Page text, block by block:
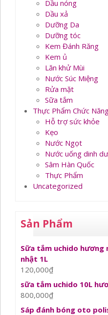
Dầu nóng
Dầu xả
Dưỡng Da
Dưỡng tóc
Kem Đánh Răng
Kem ủ
Lăn khử Mùi
Nước Súc Miệng
Rửa mặt
Sữa tắm
Thực Phẩm Chức
Hỗ trợ sức khỏe
Kẹo
Nước Ngọt
Nước uống dinh
Sâm Hàn Quốc
Thực Phẩm
Uncategorized
Sản Phẩm
Sữa tắm uchido hương
nhật 1L
120,000₫
sữa tắm uchido 10L
800,000₫
Sáp đánh bóng oto